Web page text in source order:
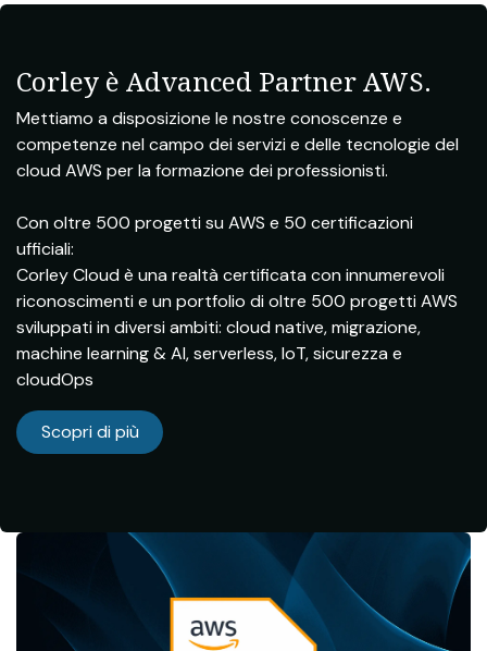
Corley è Advanced Partner AWS.
Mettiamo a disposizione le nostre conoscenze e
competenze nel campo dei servizi e delle tecnologie del
cloud AWS per la formazione dei professionisti.
Con oltre 500 progetti su AWS e 50 certificazioni
ufficiali:
Corley Cloud è una realtà certificata con innumerevoli
riconoscimenti e un portfolio di oltre 500 progetti AWS
sviluppati in diversi ambiti: cloud native, migrazione,
machine learning & AI, serverless, IoT, sicurezza e
cloudOps
Scopri di pi​​ù